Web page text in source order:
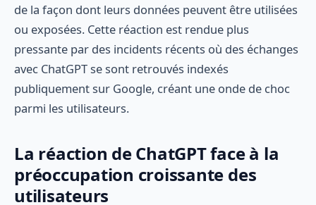
de la façon dont leurs données peuvent être utilisées
ou exposées. Cette réaction est rendue plus
pressante par des incidents récents où des échanges
avec ChatGPT se sont retrouvés indexés
publiquement sur Google, créant une onde de choc
parmi les utilisateurs.
La réaction de ChatGPT face à la
préoccupation croissante des
utilisateurs